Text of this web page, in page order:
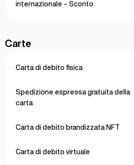
internazionale – Sconto
Carte
Carta di debito fisica
Spedizione espressa gratuita della
carta
Carta di debito brandizzata NFT
Carta di debito virtuale